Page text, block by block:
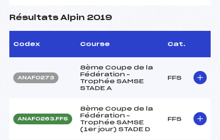
Résultats Alpin 2019
Codex Course Cat.
ANAF0273
8ème Coupe de la
Fédération –
Trophée SAMSE
STADE A
FFS
ANAF0263.FFS
8ème Coupe de la
Fédération –
Trophée SAMSE
(1er jour) STADE D
FFS